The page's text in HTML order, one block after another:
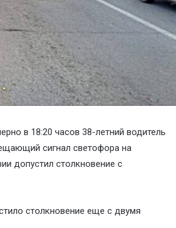
в 18:20 часов 38-летний водитель
сигнал светофора на
допустил столкновение с
столкновение еще с двумя